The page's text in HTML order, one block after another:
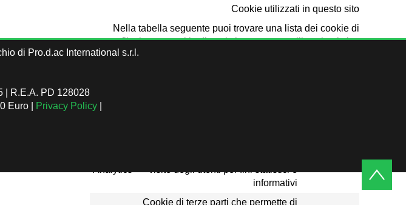
Cookie utilizzati in questo sito
Nella tabella seguente puoi trovare una lista dei cookie di
profilazione e cookie di terzi che vengono utilizzati nel sito.
informativi
Cookie di terze parti che permette di
di Pro.d.ac International s.r.l.
| R.E.A. PD 128028
Euro |
Privacy Policy|